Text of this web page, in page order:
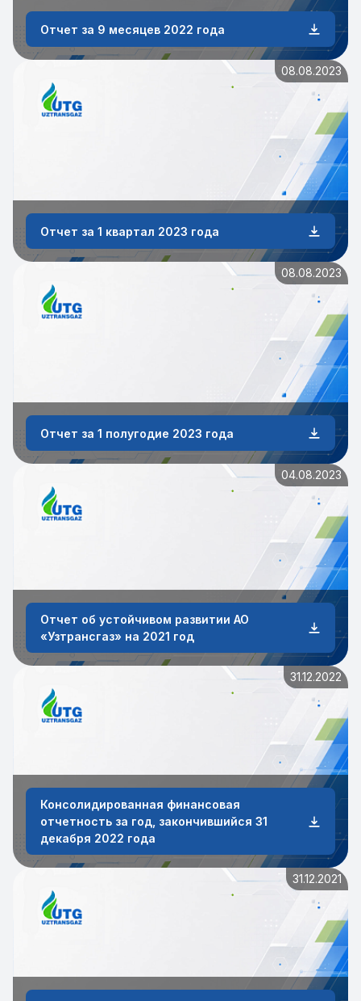
Отчет за 9 месяцев 2022 года
08.08.2023
Отчет за 1 квартал 2023 года
08.08.2023
Отчет за 1 полугодие 2023 года
04.08.2023
Отчет об устойчивом развитии АО
«Узтрансгаз» на 2021 год
31.12.2022
Консолидированная финансовая
отчетность за год, закончившийся 31
декабря 2022 года
31.12.2021